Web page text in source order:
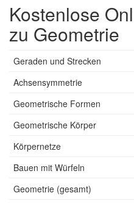
Kostenlose
zu Geometrie
Geraden und Strecken
Achsensymmetrie
Geometrische Formen
Geometrische Körper
Körpernetze
Bauen mit Würfeln
Geometrie (gesamt)